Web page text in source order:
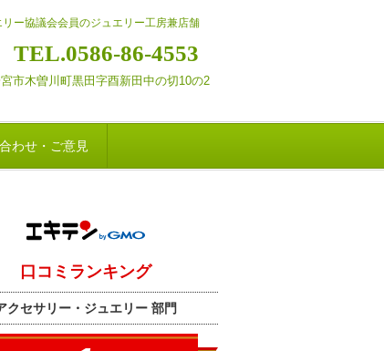
ー協議会会員のジュエリー工房兼店舗
TEL.0586-86-4553
市木曽川町黒田字酉新田 中の切10の2
わせ・ご意見